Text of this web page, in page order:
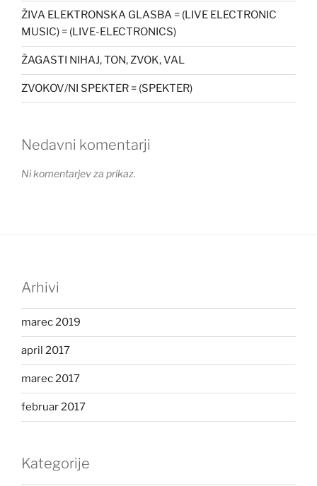
ŽIVA ELEKTRONSKA GLASBA = (LIVE ELECTRONIC
MUSIC) = (LIVE-ELECTRONICS)
ŽAGASTI NIHAJ, TON, ZVOK, VAL
ZVOKOV/NI SPEKTER = (SPEKTER)
Nedavni komentarji
Ni komentarjev za prikaz.
Arhivi
marec 2019
april 2017
marec 2017
februar 2017
Kategorije